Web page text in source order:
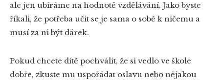
ale jen ubíráme na hodnotě vzdělávání. Jako byste
říkali, že potřeba učit se je sama o sobě k ničemu a
musí za ni být dárek.
Pokud chcete dítě pochválit, že si vedlo ve škole
dobře, zkuste mu uspořádat oslavu nebo nějakou